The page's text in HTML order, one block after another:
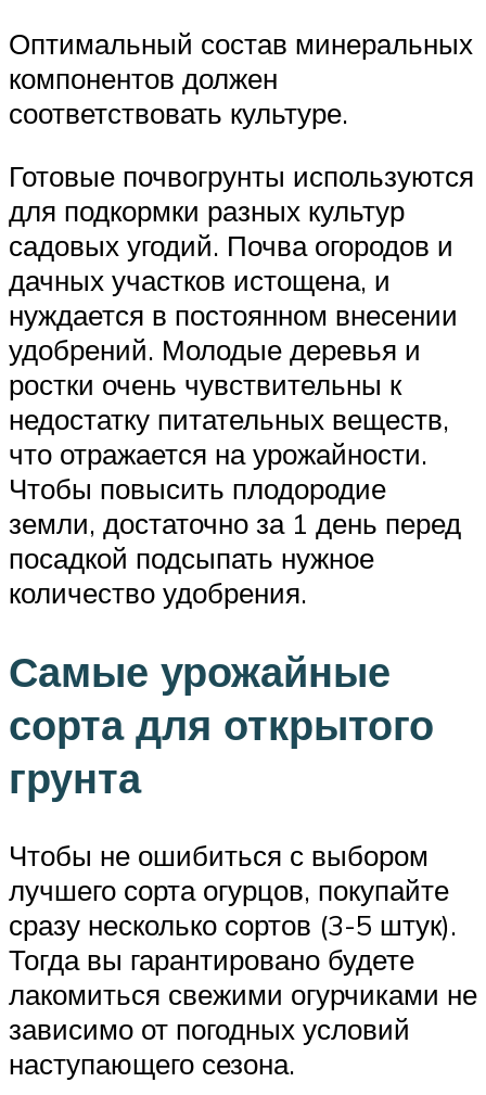
Оптимальный состав минеральных
компонентов должен
соответствовать культуре.
Готовые почвогрунты используются
для подкормки разных культур
садовых угодий. Почва огородов и
дачных участков истощена, и
нуждается в постоянном внесении
удобрений. Молодые деревья и
ростки очень чувствительны к
недостатку питательных веществ,
что отражается на урожайности.
Чтобы повысить плодородие
земли, достаточно за 1 день перед
посадкой подсыпать нужное
количество удобрения.
Самые урожайные
сорта для открытого
грунта
Чтобы не ошибиться с выбором
лучшего сорта огурцов, покупайте
сразу несколько сортов (3-5 штук).
Тогда вы гарантировано будете
лакомиться свежими огурчиками не
зависимо от погодных условий
наступающего сезона.